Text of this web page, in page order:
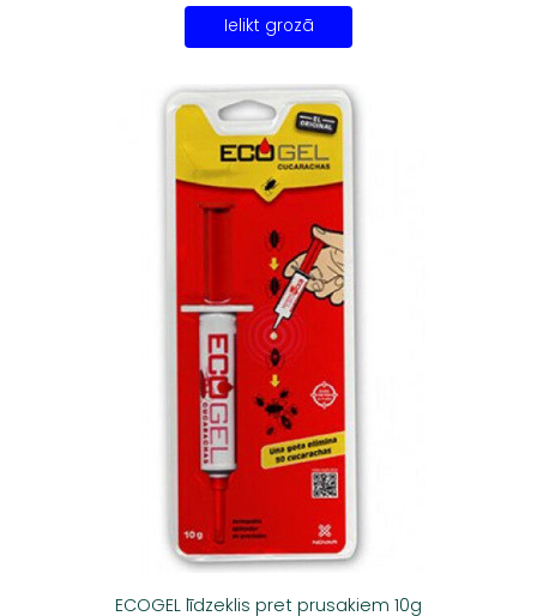
Ielikt grozā
ECOGEL līdzeklis pret prusakiem 10g